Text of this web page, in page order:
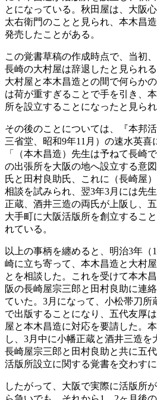
とになっている。秋田屋は、大阪
太右衛門のことと見られ、本木昌
発売したことがある。
この覚書草稿の作成時点で、当初
長崎の大村屋は辞退したと見られ
大村屋と本木昌造との間で何らか
は荷が重すぎることで手を引き、
所を設立することになったと見られ
その後のことについては、『本邦
三省堂、昭和9年11月）の速水英喜
「（本木昌造）先生は予ねて長崎
の出張所を大阪の地へ設立する意
氏と田村良助氏、これに（長崎屋
相談を試みられ、翌3年3月には先
正蔵、酒井三造の両氏が上阪し、
大手町に大阪活版所を創立するこ
れている。
以上の事柄を纏めると、明治3年（
崎に立ち寄って、本木昌造と大村
とを相談した。これを受けて本木
阪の長崎屋宗三郎と田村良助に連
ていた。3月になって、小松帯刀所
で出版することになり、五代友厚
屋と本木昌造に対応を要請した。
し、3月中に小幡正蔵と酒井三造を
長崎屋宗三郎と田村良助と共に五
活版所設立に関する覚書を交わすに
したがって、大阪で実際に活版所